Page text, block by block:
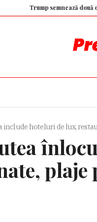
Trump semnează două ordine
include hoteluri de lux,